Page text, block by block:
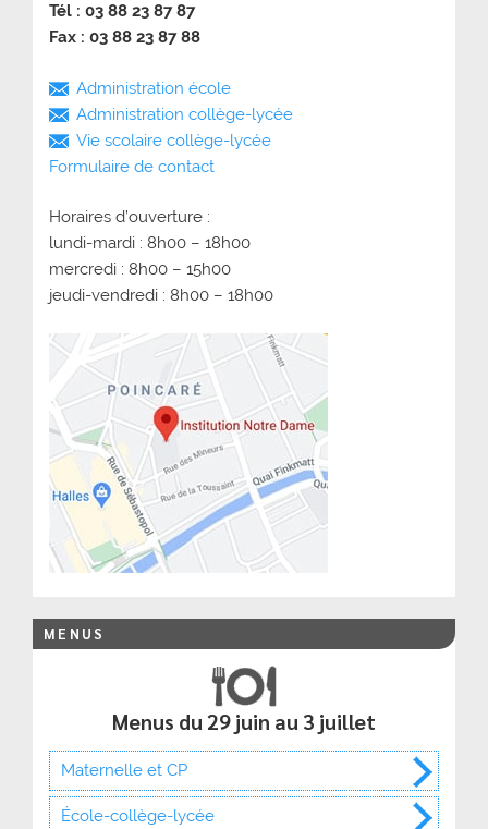
Tél : 03 88 23 87 87
Fax : 03 88 23 87 88
Administration école
Administration collège-lycée
Vie scolaire collège-lycée
Formulaire de contact
Horaires d’ouverture :
lundi-mardi : 8h00 – 18h00
mercredi : 8h00 – 15h00
jeudi-vendredi : 8h00 – 18h00
MENUS
Menus du 29 juin au 3 juillet
Maternelle et CP
École-collège-lycée